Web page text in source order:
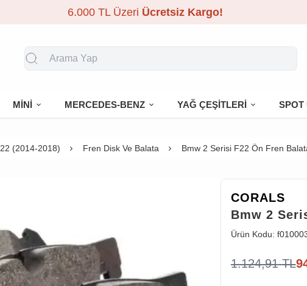
6.000 TL Üzeri Ücretsiz Kargo!
MİNİ MERCEDES-BENZ YAĞ ÇEŞİTLERİ SPOT
(2014-2018) Fren Disk Ve Balata Bmw 2 Serisi F22 Ön Fren
CORALS
Bmw 2
Ürün Kodu:
1.124,91 TL